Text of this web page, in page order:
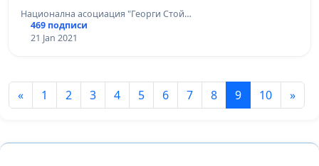
Левски.
Национална асоциация "Георги Стой…
469 подписи
21 Jan 2021
« 1 2 3 4 5 6 7 8 9 10 »